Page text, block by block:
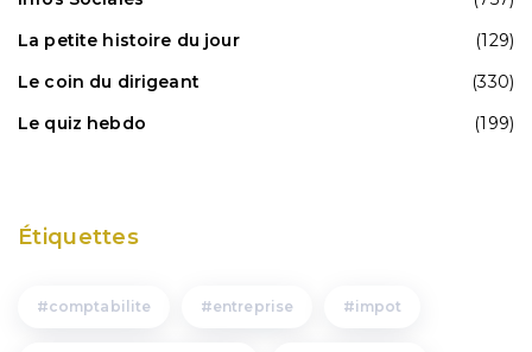
La petite histoire du jour
(129)
Le coin du dirigeant
(330)
Le quiz hebdo
(199)
Étiquettes
comptabilite entreprise impot